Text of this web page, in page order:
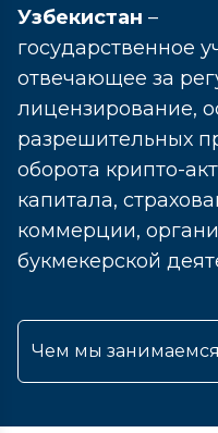
Узбекистан –
государственное
отвечающее за
лицензирование,
разрешительных
оборота крипто-
капитала,
коммерции,
букмекерской
Чем мы занимаемся